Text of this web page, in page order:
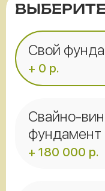
Свой
+ 0 р.
Свайно-
фундамент
+ 180 000 р.